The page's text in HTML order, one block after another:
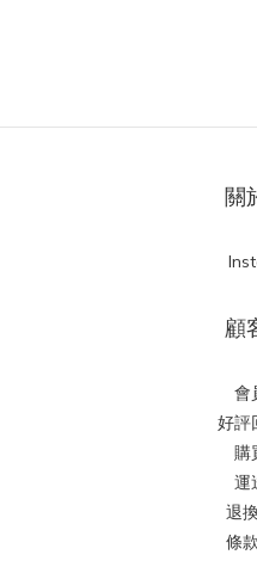
關
顧
會
好評
購
運
退
條